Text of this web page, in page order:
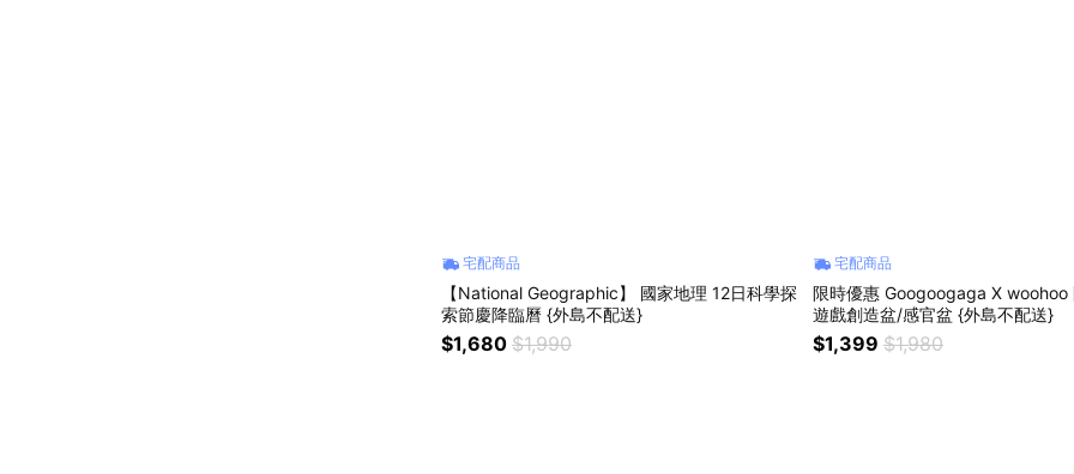
宅配商品
【National Geographic】 國家地理 12日科學探
索節慶降臨曆 {外島不配送}
$1,680 $1,990
宅配商品
限時優惠 Googoogaga X woohoo
遊戲創造盆/感官盆 {外島不配送}
$1,399 $1,980